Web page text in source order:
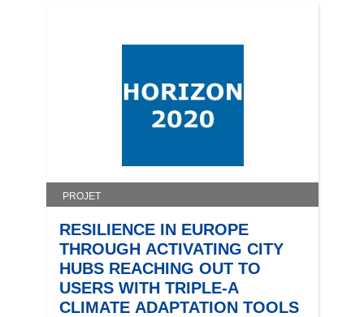
PROJET
RESILIENCE IN EUROPE
THROUGH ACTIVATING CITY
HUBS REACHING OUT TO
USERS WITH TRIPLE-A
CLIMATE ADAPTATION TOOLS